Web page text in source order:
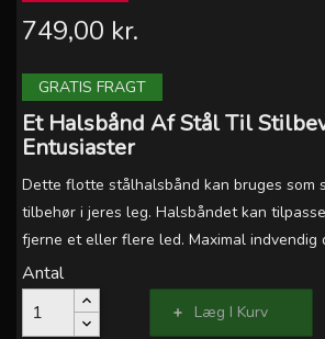
749,00 kr.
GRATIS FRAGT
Et Halsbånd Af Stål Til
Entusiaster
Dette flotte stålhalsbånd kan bruges som
tilbehør i jeres leg. Halsbåndet kan
fjerne et eller flere led. Maximal indvendig
Antal
Læg I Kurv